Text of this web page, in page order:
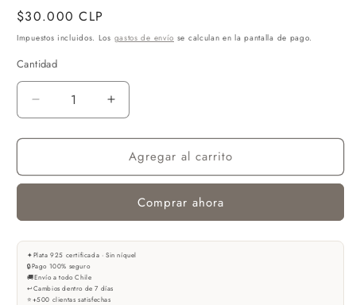
Precio
habitual
$30.000 CLP
Impuestos incluidos. Los gastos de envío se calculan en la pantalla de pago.
Cantidad
Reducir
cantidad
para
HAYAT
PLATA
925
Aumentar
cantidad
para
PULSERA
HAYAT
PLATA
925
Agregar al carrito
Comprar ahora
✦Plata 925 certificada · Sin níquel
🔒Pago 100% seguro
🚚Envío a todo Chile
↩Cambios dentro de 7 días
⭐+500 clientas satisfechas